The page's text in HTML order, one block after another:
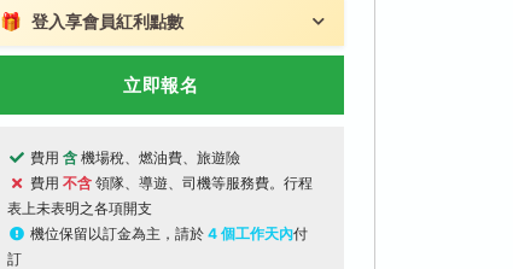
🎁 登入享會員紅利點數
立即報名
費用 含 機場稅、燃油費、旅遊險
費用 不含 領隊、導遊、司機等服務費。行程
表上未表明之各項開支
機位保留以訂金為主，請於 4 個工作天內付
訂